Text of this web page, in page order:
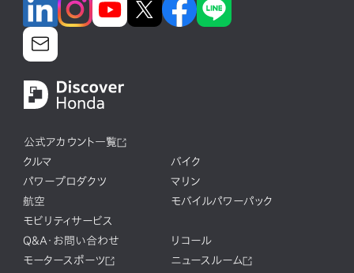
公式アカウント一覧
クルマ
バイク
パワープロダクツ
マリン
航空
モバイルパワーパック
モビリティサービス
Q&A・お問い合わせ
リコール
モータースポーツ
ニュースルーム